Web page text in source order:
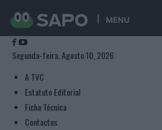
MENU
Segunda-feira, Agosto 10, 2026
A TVC
Estatuto Editorial
Ficha Técnica
Contactos